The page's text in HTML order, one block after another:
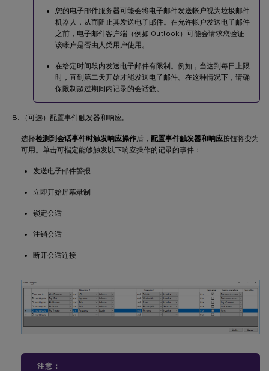
您的电子邮件服务器可能会将电子邮件发送帐户视为垃圾邮件
机器人，从而阻止其发送电子邮件。在允许帐户发送电子邮件
之前，电子邮件客户端（例如 Outlook）可能会请求您验证
该帐户是否由人类用户使用。
在给定时间段内发送电子邮件有限制。例如，当达到每日上限
时，直到第二天开始才能发送电子邮件。在这种情况下，请确
保限制超过期间内记录的会话数。
（可选）配置事件触发器和响应。
选择检测到会话事件时触发响应操作后， 配置事件触发器和响应按钮将变为
可用。单击可指定能够触发以下响应操作的记录的事件：
发送电子邮件警报
立即开始屏幕录制
锁定会话
注销会话
断开会话连接
注意：